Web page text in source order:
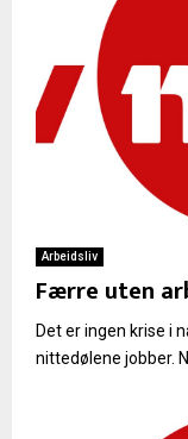
Arbeidsliv
Færre uten
Det er ingen krise i
nittedølene jobber.